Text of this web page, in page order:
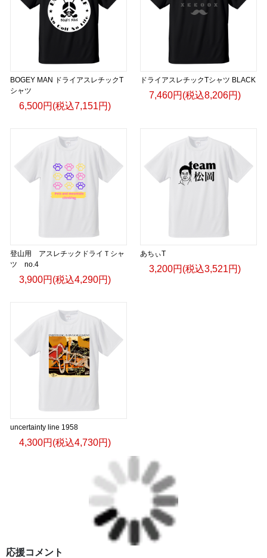
BOGEY MAN ドライアスレチックT
シャツ
6,500円(税込7,151円)
ドライアスレチックTシャツ BLACK
7,460円(税込8,206円)
登山用 アスレチックドライＴシャ
ツ no.4
3,900円(税込4,290円)
あちぃT
3,200円(税込3,521円)
uncertainty line 1958
4,300円(税込4,730円)
応援コメント